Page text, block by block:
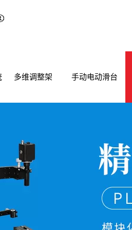
多维调整架 手动电动滑台